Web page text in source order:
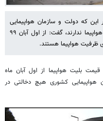
این که دولت و سازمان هواپیمایی
کشوری هیچ دخالتی در نرخ گذاری بلیت هواپیما ندارند، گفت: از اول آبان ۹۹
بلیت هواپیما از اول آبان ماه
هواپیمایی کشوری هیچ دخالتی در